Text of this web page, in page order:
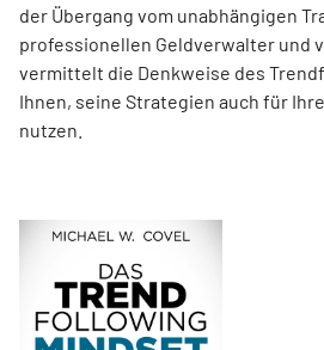
der Übergang vom unabhängigen
professionellen Geldverwalter und
vermittelt die Denkweise des
Ihnen, seine Strategien auch für
nutzen.